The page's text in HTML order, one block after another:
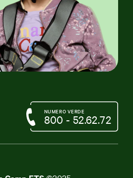
800 - 52.62.72
NUMERO VERDE